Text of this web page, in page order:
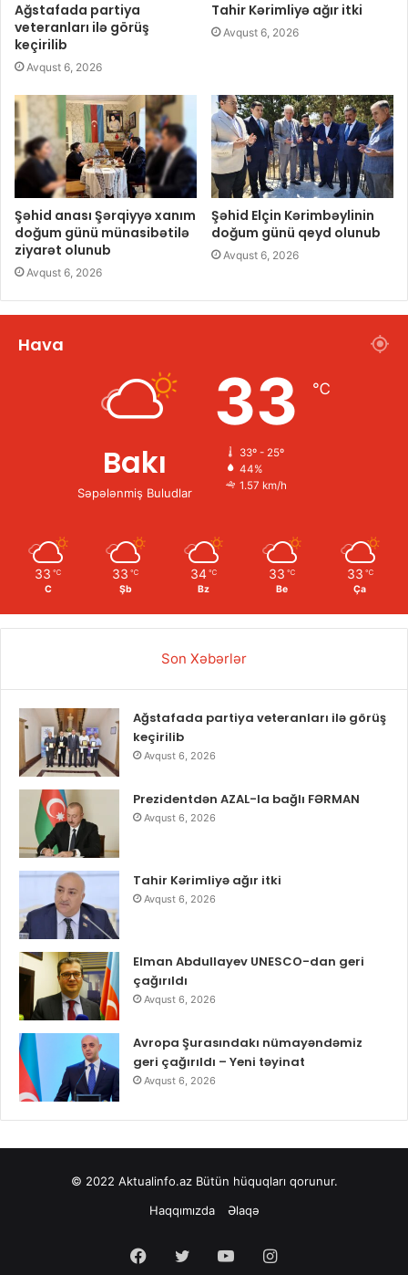
Ağstafada partiya
veteranları ilə görüş
keçirilib
Avqust 6, 2026
Tahir Kərimliyə ağır itki
Avqust 6, 2026
Şəhid anası Şərqiyyə xanım
doğum günü münasibətilə
ziyarət olunub
Avqust 6, 2026
Şəhid Elçin Kərimbəylinin
doğum günü qeyd olunub
Avqust 6, 2026
Hava
Bakı
Səpələnmiş Buludlar
33 ℃
33º - 25º
44%
1.57 km/h
33 ℃
C
33 ℃
Şb
34 ℃
Bz
33 ℃
Be
33 ℃
Ça
Son Xəbərlər
Ağstafada partiya veteranları ilə görüş
keçirilib
Avqust 6, 2026
Prezidentdən AZAL-la bağlı FƏRMAN
Avqust 6, 2026
Tahir Kərimliyə ağır itki
Avqust 6, 2026
Elman Abdullayev UNESCO-dan geri
çağırıldı
Avqust 6, 2026
Avropa Şurasındakı nümayəndəmiz
geri çağırıldı – Yeni təyinat
Avqust 6, 2026
© 2022 Aktualinfo.azBütün hüquqları qorunur.
Haqqımızda
Əlaqə
Facebook
Twitter YouTubeInstagram